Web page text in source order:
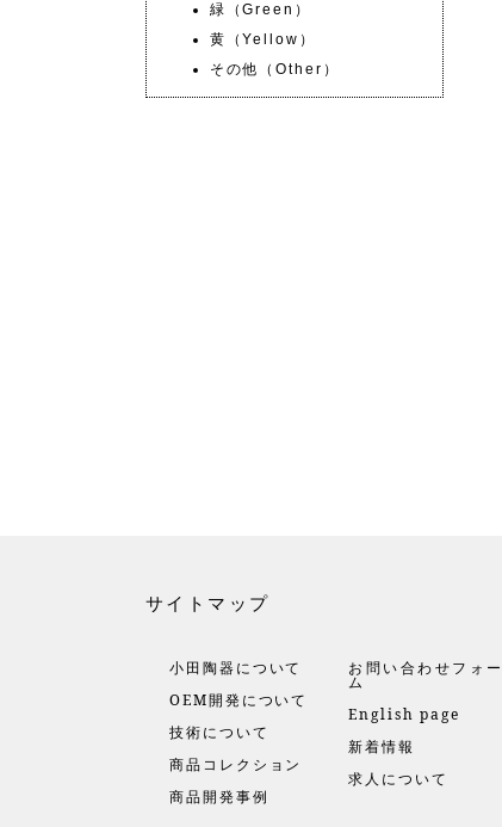
緑（Green）
黄（Yellow）
その他（Other）
サイトマップ
小田陶器について
OEM開発について
技術について
商品コレクション
商品開発事例
お問い合わせフォー
ム
English page
新着情報
求人について